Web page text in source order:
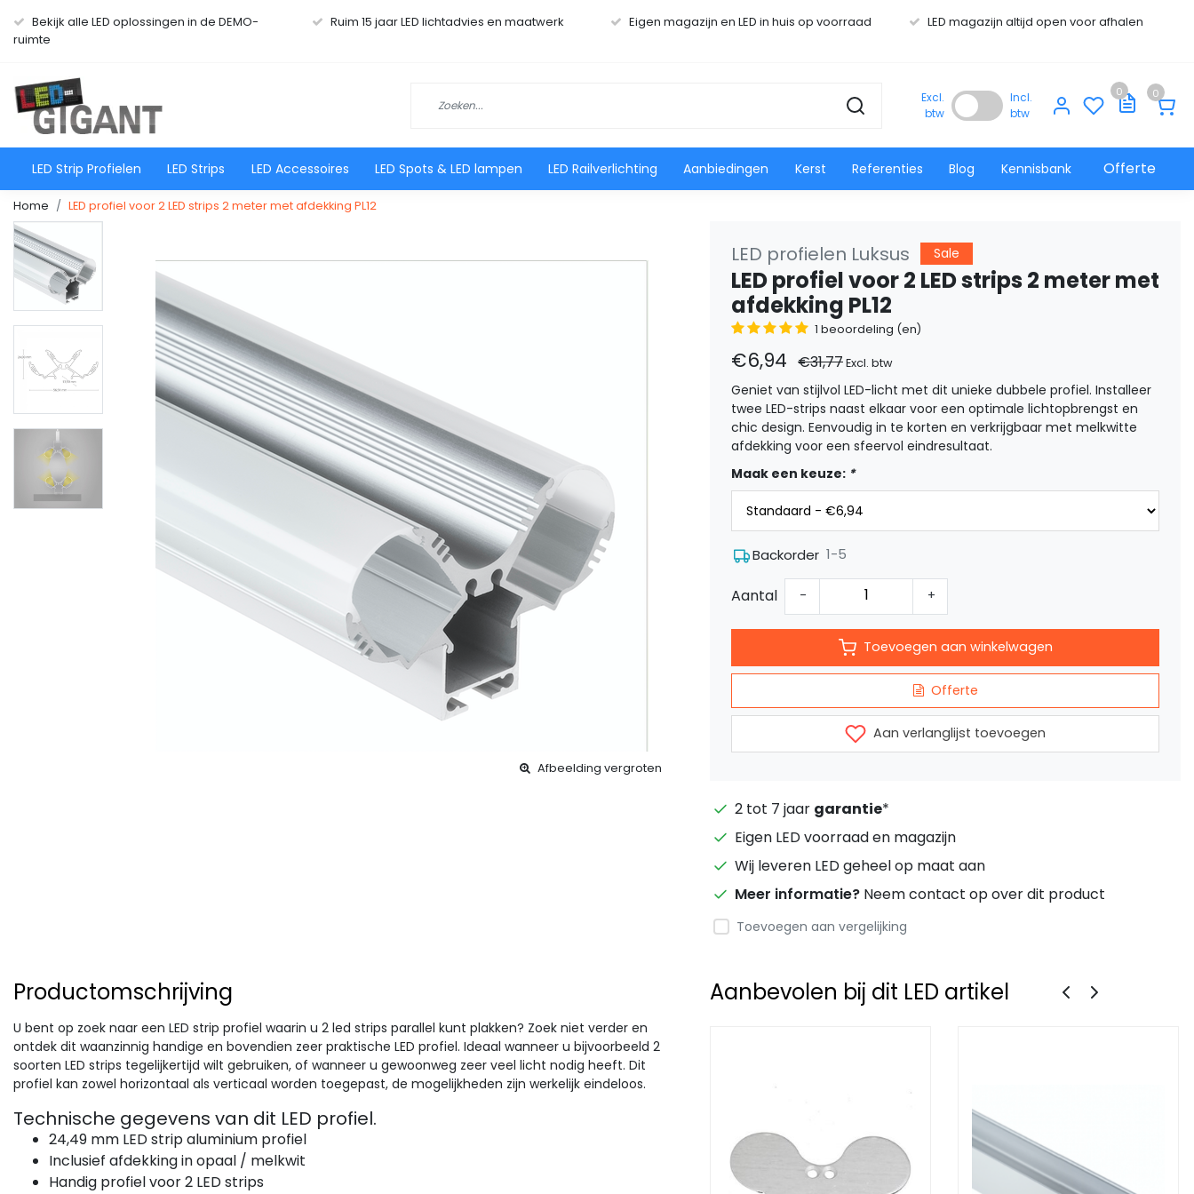
Bekijk alle LED oplossingen in de DEMO-
ruimte
Ruim 15 jaar LED lichtadvies en maatwerk Eigen magazijn en LED in huis op voorraad LED magazijn altijd open voor afhalen
Excl.
btw
Incl.
btw
0 0
LED Strip Profielen LED Strips LED Accessoires LED Spots & LED lampen LED Railverlichting Aanbiedingen Kerst Referenties Blog Kennisbank Offerte
Home LED profiel voor 2 LED strips 2 meter met afdekking PL12
Afbeelding vergroten
LED profielen Luksus Sale
LED profiel voor 2 LED strips 2 meter met
afdekking PL12
1 beoordeling (en)
€6,94 €31,77Excl. btw
Geniet van stijlvol LED-licht met dit unieke dubbele profiel. Installeer
twee LED-strips naast elkaar voor een optimale lichtopbrengst en
chic design. Eenvoudig in te korten en verkrijgbaar met melkwitte
afdekking voor een sfeervol eindresultaat.
Maak een keuze: *
Backorder 1-5
Aantal - +
Toevoegen aan winkelwagen
Offerte
Aan verlanglijst toevoegen
2 tot 7 jaar garantie*
Eigen LED voorraad en magazijn
Wij leveren LED geheel op maat aan
Meer informatie? Neem contact op over dit product
Toevoegen aan vergelijking
Productomschrijving
U bent op zoek naar een LED strip profiel waarin u 2 led strips parallel kunt plakken? Zoek niet verder en
ontdek dit waanzinnig handige en bovendien zeer praktische LED profiel. Ideaal wanneer u bijvoorbeeld 2
soorten LED strips tegelijkertijd wilt gebruiken, of wanneer u gewoonweg zeer veel licht nodig heeft. Dit
profiel kan zowel horizontaal als verticaal worden toegepast, de mogelijkheden zijn werkelijk eindeloos.
Technische gegevens van dit LED profiel.
24,49 mm LED strip aluminium profiel
Inclusief afdekking in opaal / melkwit
Handig profiel voor 2 LED strips
Aanbevolen bij dit LED artikel